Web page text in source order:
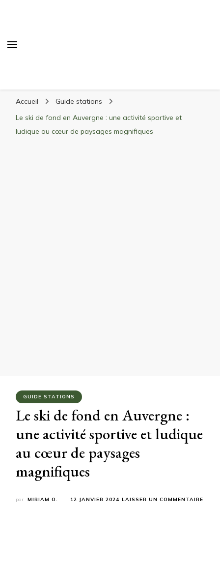
matériel, stations de ski
Accueil
Guide stations
Le ski de fond en Auvergne : une activité sportive et
ludique au cœur de paysages magnifiques
GUIDE STATIONS
Le ski de fond en Auvergne :
une activité sportive et ludique
au cœur de paysages
magnifiques
par MIRIAM O. 12 JANVIER 2024 LAISSER UN COMMENTAIRE